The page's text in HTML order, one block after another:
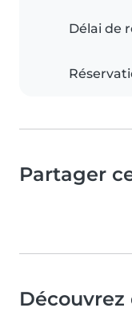
Délai de
Partager